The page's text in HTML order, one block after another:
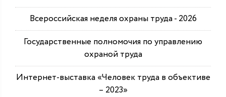
Всероссийская неделя охраны труда - 2026
Государственные полномочия по управлению
охраной труда
Интернет-выставка «Человек труда в объективе
– 2023»